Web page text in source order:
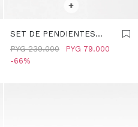
+
SET DE PENDIENTES
CIRCONITAS Y PERLA DE
AGUA DULCE - PLATA DE
PYG 79.000
PYG 239.000
66